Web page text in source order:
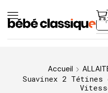
Accueil
Suavinex 2 Tétines